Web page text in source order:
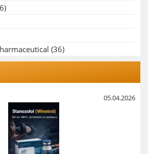
(36)
05.04.2026